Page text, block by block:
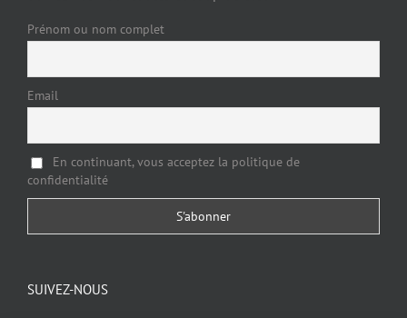
Prénom ou nom complet
Email
En continuant, vous acceptez la politique de
confidentialité
SUIVEZ-NOUS